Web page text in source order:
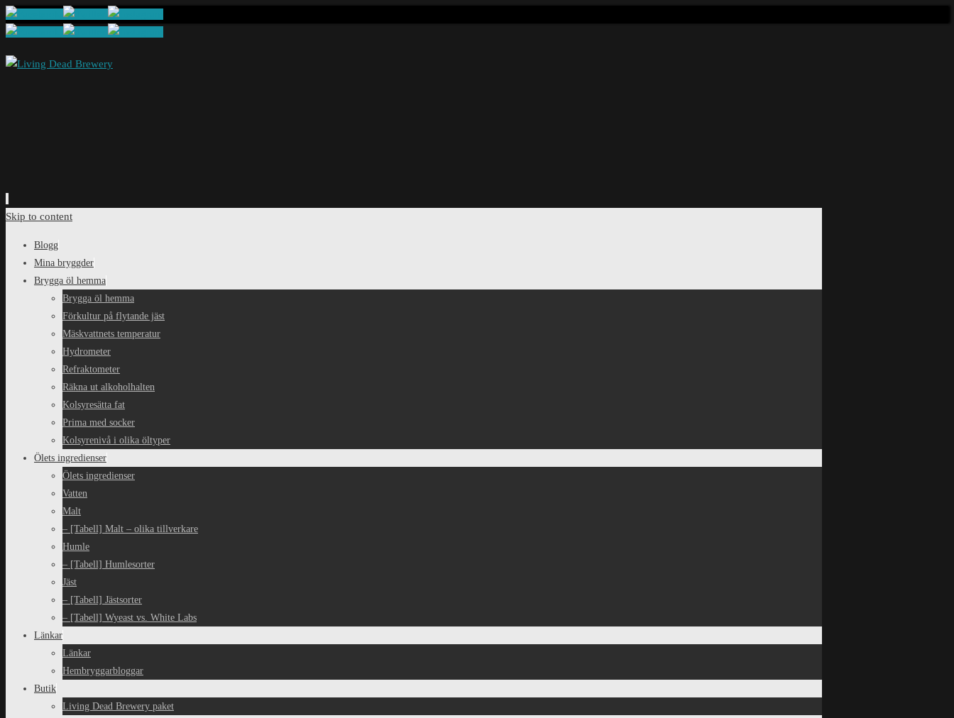
Skip to content
Blogg
Mina bryggder
Brygga öl hemma
Brygga öl hemma
Förkultur på flytande jäst
Mäskvattnets temperatur
Hydrometer
Refraktometer
Räkna ut alkoholhalten
Kolsyresätta fat
Prima med socker
Kolsyrenivå i olika öltyper
Ölets ingredienser
Ölets ingredienser
Vatten
Malt
– [Tabell] Malt – olika tillverkare
Humle
– [Tabell] Humlesorter
Jäst
– [Tabell] Jästsorter
– [Tabell] Wyeast vs. White Labs
Länkar
Länkar
Hembryggarbloggar
Butik
Living Dead Brewery paket